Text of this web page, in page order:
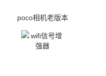
poco相机老版本